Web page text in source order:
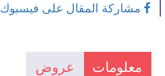
مشاركة المقال على فيسبوك
معلومات عروض